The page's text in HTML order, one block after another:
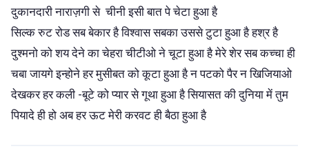
दुकानदारी नाराज़गी से चीनी इसी बात पे चेटा हुआ है
सिल्क रुट रोड सब बेकार है विश्वास सबका उससे टुटा हुआ है हश्र है
दुश्मनो को शय देने का चेहरा चीटीओ ने चूटा हुआ है मेरे शेर सब कच्चा ही
चबा जायगे इन्होने हर मुसीबत को कूटा हुआ है न पटको पैर न खिजियाओ
देखकर हर कली -बूटे को प्यार से गूथा हुआ है सियासत की दुनिया में तुम
पियादे ही हो अब हर ऊट मेरी करवट ही बैठा हुआ है